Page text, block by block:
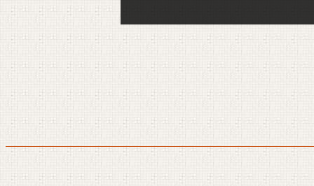
警政治安 文